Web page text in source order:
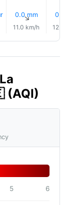
0.0 mm
↑
11.0 km/h
0.0
12.0
(AQI)
5 6